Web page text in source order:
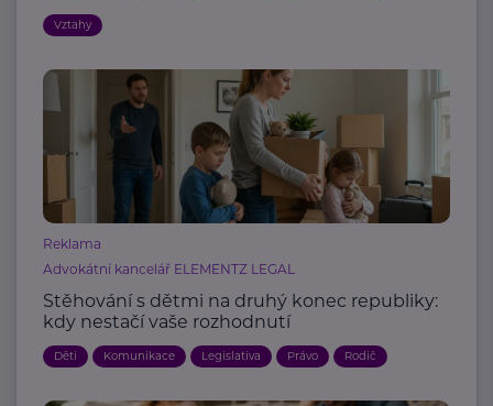
Vztahy
Reklama
Advokátní kancelář ELEMENTZ LEGAL
Stěhování s dětmi na druhý konec republiky:
kdy nestačí vaše rozhodnutí
Děti Komunikace Legislativa Právo Rodič